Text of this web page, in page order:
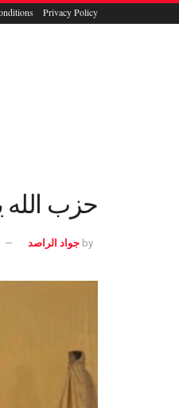
Privacy Policy
حزب الله
by جواد الراصد